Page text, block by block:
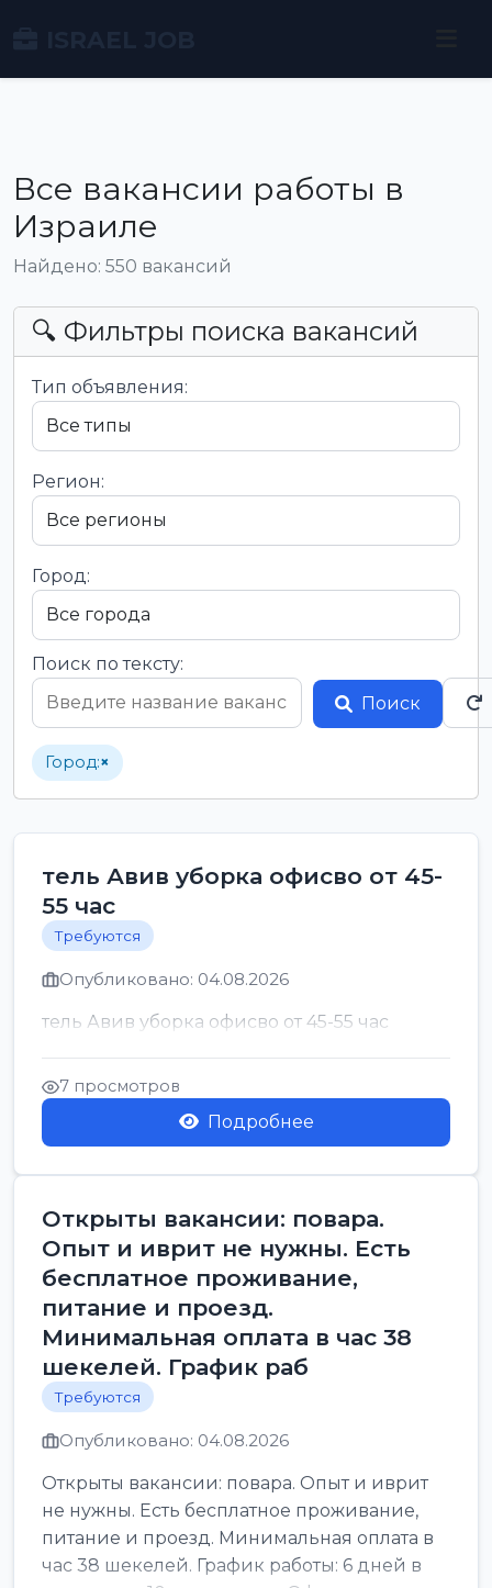
Все вакансии работы в
Израиле
Найдено: 550 вакансий
🔍 Фильтры поиска вакансий
Тип объявления:
Регион:
Город:
Поиск по тексту:
Поиск
Город:×
тель Авив уборка офисво от 45-
55 час
Требуются
Опубликовано: 04.08.2026
тель Авив уборка офисво от 45-55 час
7 просмотров
Подробнее
Открыты вакансии: повара.
Опыт и иврит не нужны. Есть
бесплатное проживание,
питание и проезд.
Минимальная оплата в час 38
шекелей. График раб
Требуются
Опубликовано: 04.08.2026
Открыты вакансии: повара. Опыт и иврит
не нужны. Есть бесплатное проживание,
питание и проезд. Минимальная оплата в
час 38 шекелей. График работы: 6 дней в